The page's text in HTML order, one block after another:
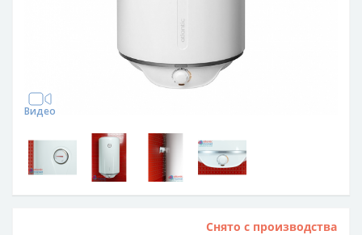
Видео
Снято с производства